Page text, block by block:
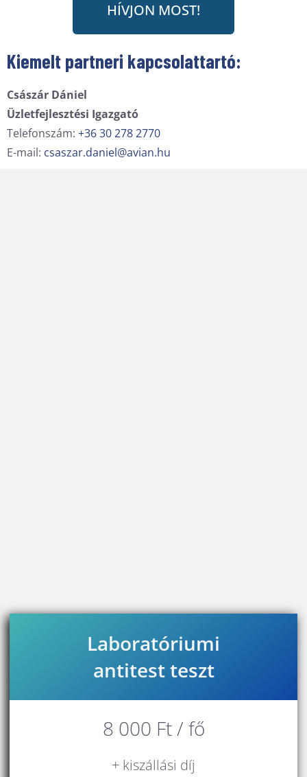
HÍVJON MOST!
Kiemelt partneri kapcsolattartó:
Császár Dániel
Üzletfejlesztési Igazgató
Telefonszám: +36 30 278 2770
E-mail: csaszar.daniel@avian.hu
Laboratóriumi
antitest teszt
8 000 Ft / fő
+ kiszállási díj